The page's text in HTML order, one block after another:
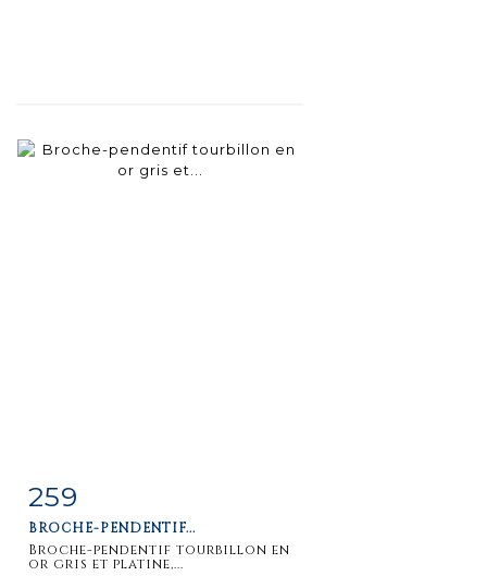
Item detail
259
BROCHE-PENDENTIF...
Broche-pendentif tourbillon en
or gris et platine,...